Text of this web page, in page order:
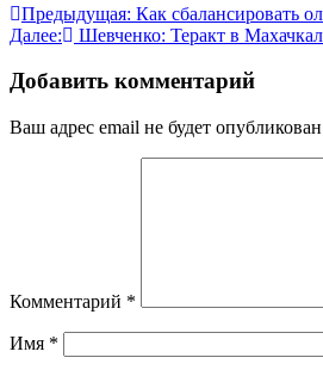
Навигация
по
записям
Предыдущая: Как сбалансировать
Далее:
Шевченко: Теракт в
Добавить комментарий
Ваш адрес email не будет
Комментарий *
Имя *